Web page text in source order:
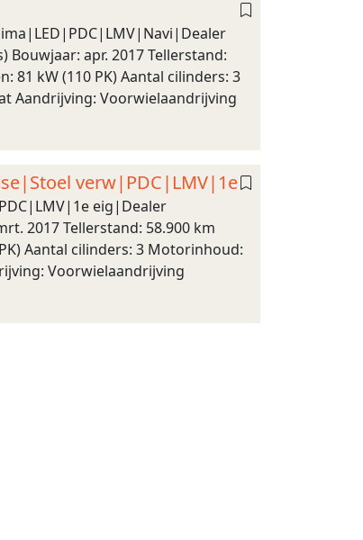
apr. 2017 Tellerstand:
81 kW (110 PK) Aantal cilinders: 3
Aandrijving: Voorwielaandrijving
verw|PDC|LMV|1e
eig|Dealer
2017 Tellerstand: 58.900 km
Aantal cilinders: 3 Motorinhoud:
Voorwielaandrijving